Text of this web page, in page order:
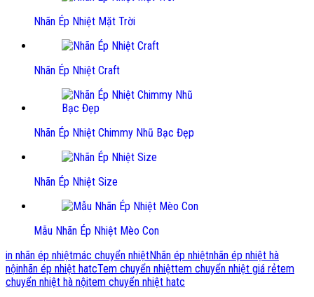
Nhãn Ép Nhiệt Mặt Trời
Nhãn Ép Nhiệt Craft
Nhãn Ép Nhiệt Chimmy Nhũ Bạc Đẹp
Nhãn Ép Nhiệt Size
Mẫu Nhãn Ép Nhiệt Mèo Con
in nhãn ép nhiệtmác chuyển nhiệtNhãn ép nhiệtnhãn ép nhiệt hà
nộinhãn ép nhiệt hatcTem chuyển nhiệttem chuyển nhiệt giá rẻtem
chuyển nhiệt hà nộitem chuyển nhiệt hatc